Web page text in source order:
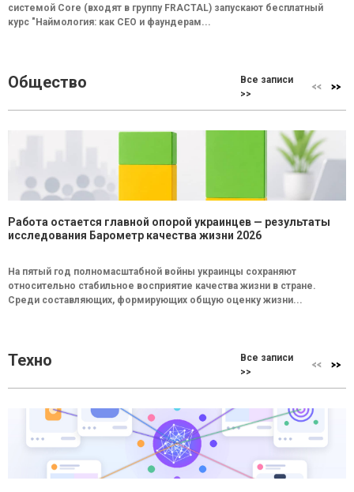
системой Core (входят в группу FRACTAL) запускают бесплатный
курс "Наймология: как СEO и фаундерам...
Общество
Все записи
>>
Работа остается главной опорой украинцев — результаты
исследования Барометр качества жизни 2026
На пятый год полномасштабной войны украинцы сохраняют
относительно стабильное восприятие качества жизни в стране.
Среди составляющих, формирующих общую оценку жизни...
Техно
Все записи
>>